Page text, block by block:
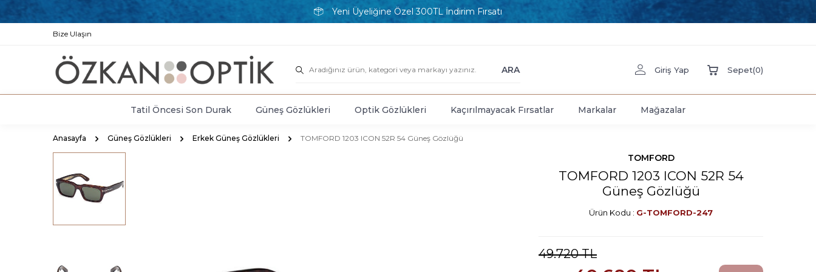
Yeni Üyeliğine Özel 300TL İndirim Fırsatı
Bize Ulaşın
ARA Giriş Yap Sepet(0)
Tatil Öncesi Son Durak Güneş Gözlükleri Optik Gözlükleri Kaçırılmayacak Fırsatlar Markalar Mağazalar
Anasayfa Güneş Gözlükleri Erkek Güneş Gözlükleri TOMFORD 1203 ICON 52R 54 Güneş Gözlüğü
TOMFORD
TOMFORD 1203 ICON 52R 54
Güneş Gözlüğü
Ürün Kodu : G-TOMFORD-247
49.720TL